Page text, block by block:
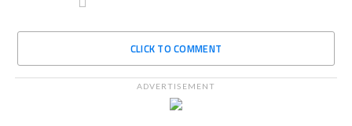
CLICK TO COMMENT
ADVERTISEMENT